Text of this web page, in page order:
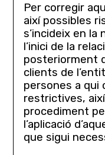
Per corregir
així possibles
s’incideix en la
l’inici de la
posteriorment
clients de
persones a qui
restrictives,
procediment
l’aplicació
que sigui